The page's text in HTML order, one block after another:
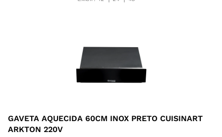
GAVETA AQUECIDA 60CM INOX PRETO CUISINART
ARKTON 220V